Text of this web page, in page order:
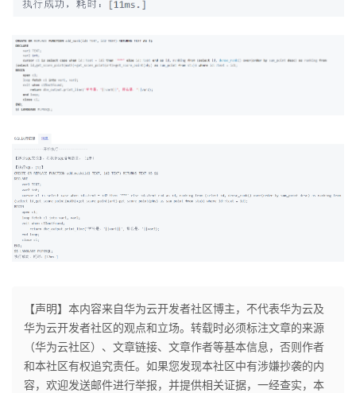
【声明】本内容来自华为云开发者社区博主，不代表华为云及
华为云开发者社区的观点和立场。转载时必须标注文章的来源
（华为云社区）、文章链接、文章作者等基本信息，否则作者
和本社区有权追究责任。如果您发现本社区中有涉嫌抄袭的内
容，欢迎发送邮件进行举报，并提供相关证据，一经查实，本